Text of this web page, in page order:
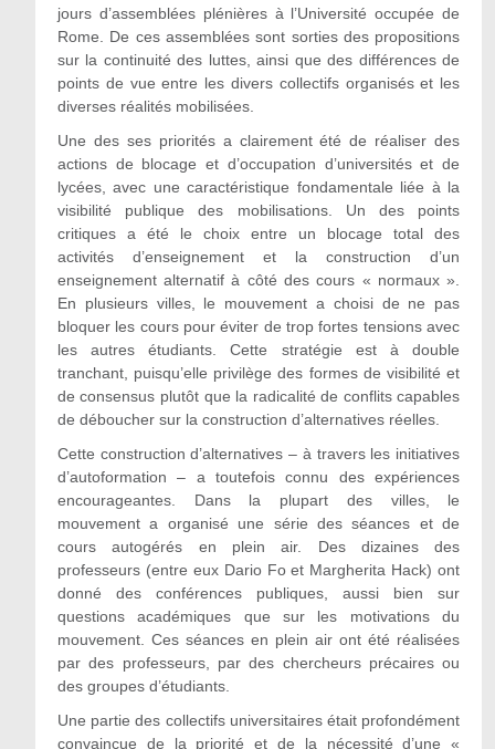
jours d’assemblées plénières à l’Université occupée de
Rome. De ces assemblées sont sorties des propositions
sur la continuité des luttes, ainsi que des différences de
points de vue entre les divers collectifs organisés et les
diverses réalités mobilisées.
Une des ses priorités a clairement été de réaliser des
actions de blocage et d’occupation d’universités et de
lycées, avec une caractéristique fondamentale liée à la
visibilité publique des mobilisations. Un des points
critiques a été le choix entre un blocage total des
activités d’enseignement et la construction d’un
enseignement alternatif à côté des cours « normaux ».
En plusieurs villes, le mouvement a choisi de ne pas
bloquer les cours pour éviter de trop fortes tensions avec
les autres étudiants. Cette stratégie est à double
tranchant, puisqu’elle privilège des formes de visibilité et
de consensus plutôt que la radicalité de conflits capables
de déboucher sur la construction d’alternatives réelles.
Cette construction d’alternatives – à travers les initiatives
d’autoformation – a toutefois connu des expériences
encourageantes. Dans la plupart des villes, le
mouvement a organisé une série des séances et de
cours autogérés en plein air. Des dizaines des
professeurs (entre eux Dario Fo et Margherita Hack) ont
donné des conférences publiques, aussi bien sur
questions académiques que sur les motivations du
mouvement. Ces séances en plein air ont été réalisées
par des professeurs, par des chercheurs précaires ou
des groupes d’étudiants.
Une partie des collectifs universitaires était profondément
convaincue de la priorité et de la nécessité d’une «